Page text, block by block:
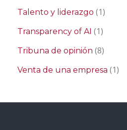
Talento y liderazgo (1)
Transparency of AI (1)
Tribuna de opinión (8)
Venta de una empresa (1)